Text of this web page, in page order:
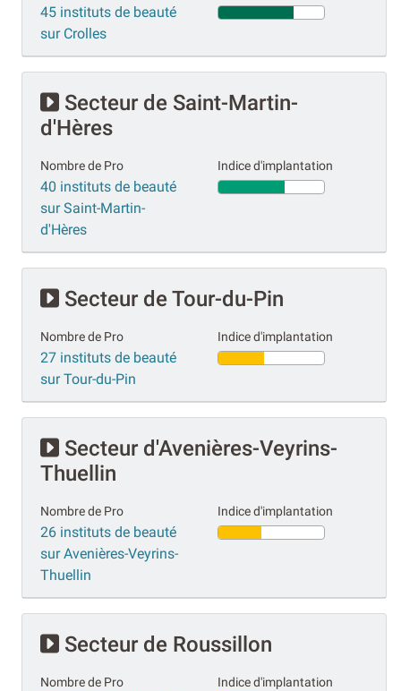
45 instituts de beauté
sur Crolles
Secteur de Saint-Martin-
d'Hères
Nombre de Pro
40 instituts de beauté
sur Saint-Martin-
d'Hères
Indice d'implantation
Secteur de Tour-du-Pin
Nombre de Pro
27 instituts de beauté
sur Tour-du-Pin
Indice d'implantation
Secteur d'Avenières-Veyrins-
Thuellin
Nombre de Pro
26 instituts de beauté
sur Avenières-Veyrins-
Thuellin
Indice d'implantation
Secteur de Roussillon
Nombre de Pro Indice d'implantation